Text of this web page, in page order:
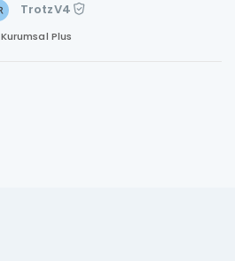
TrotzV4
Kurumsal Plus